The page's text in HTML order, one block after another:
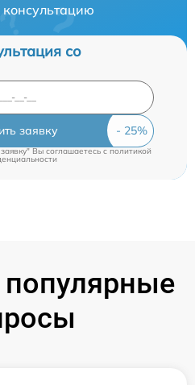
со
заявку
Вы соглашаетесь cполитикой